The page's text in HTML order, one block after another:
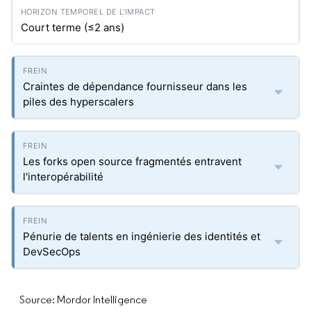
Court terme (≤2 ans)
Craintes de dépendance fournisseur dans les
piles des hyperscalers
Les forks open source fragmentés entravent
l'interopérabilité
Pénurie de talents en ingénierie des identités et
DevSecOps
Source: Mordor Intelligence